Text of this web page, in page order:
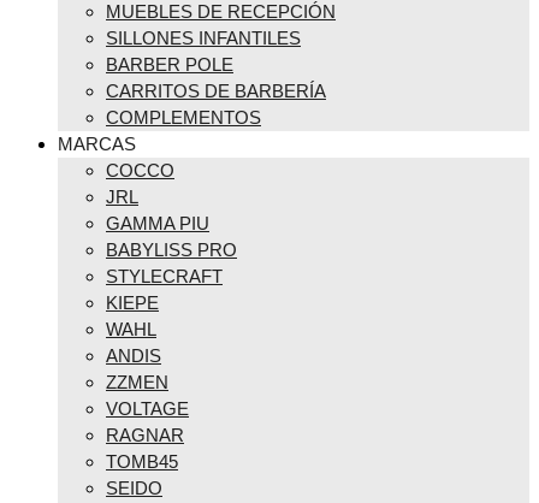
MUEBLES DE RECEPCIÓN
SILLONES INFANTILES
BARBER POLE
CARRITOS DE BARBERÍA
COMPLEMENTOS
MARCAS
COCCO
JRL
GAMMA PIU
BABYLISS PRO
STYLECRAFT
KIEPE
WAHL
ANDIS
ZZMEN
VOLTAGE
RAGNAR
TOMB45
SEIDO